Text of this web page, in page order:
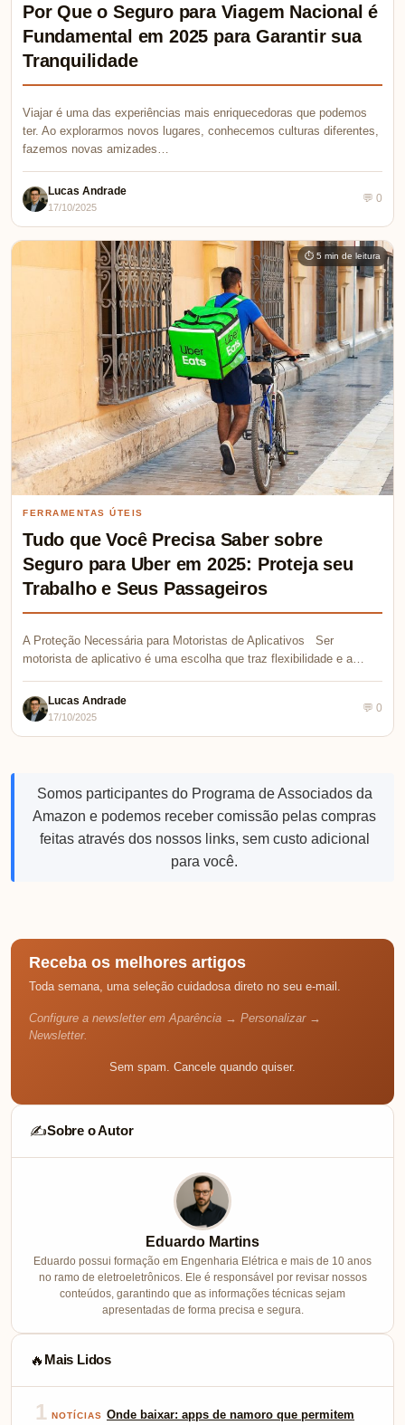
Por Que o Seguro para Viagem Nacional é
Fundamental em 2025 para Garantir sua
Tranquilidade
Viajar é uma das experiências mais enriquecedoras que podemos
ter. Ao explorarmos novos lugares, conhecemos culturas diferentes,
fazemos novas amizades…
Lucas Andrade
17/10/2025
💬 0
⏱ 5 min de leitura
FERRAMENTAS ÚTEIS
Tudo que Você Precisa Saber sobre
Seguro para Uber em 2025: Proteja seu
Trabalho e Seus Passageiros
A Proteção Necessária para Motoristas de Aplicativos Ser
motorista de aplicativo é uma escolha que traz flexibilidade e a…
Lucas Andrade
17/10/2025
💬 0
Somos participantes do Programa de Associados da
Amazon e podemos receber comissão pelas compras
feitas através dos nossos links, sem custo adicional
para você.
Receba os melhores artigos
Toda semana, uma seleção cuidadosa direto no seu e-mail.
Configure a newsletter em Aparência → Personalizar →
Newsletter.
Sem spam. Cancele quando quiser.
✍️Sobre o Autor
Eduardo Martins
Eduardo possui formação em Engenharia Elétrica e mais de 10 anos
no ramo de eletroeletrônicos. Ele é responsável por revisar nossos
conteúdos, garantindo que as informações técnicas sejam
apresentadas de forma precisa e segura.
🔥 Mais Lidos
1 NOTÍCIAS Onde baixar: apps de namoro que permitem